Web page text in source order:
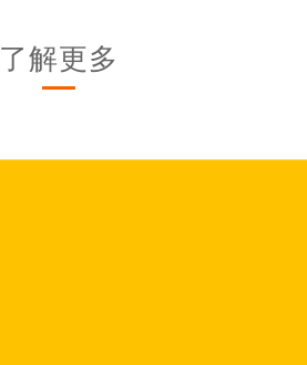
了解更多